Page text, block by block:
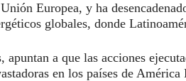
Europea, y ha
globales, donde
a que las acciones
en los países de